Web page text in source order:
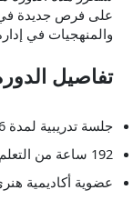
على فرص جديدة
والمنهجيات في
تفاصيل
جلسة تدريبية لمدة 36 ساعة بقيادة مدرب
192 ساعة من التعلم الذاتي
عضوية أكاديمية